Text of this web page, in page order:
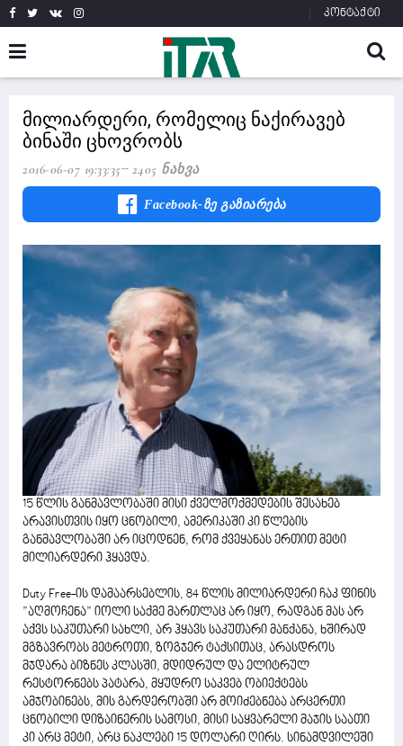
კონტაქტი
მილიარდერი, რომელიც ნაქირავებ
ბინაში ცხოვრობს
2016-06-07 19:33:35 2405 Ნახვა
Facebook-Ზე Გაზიარება
15 წლის განმავლობაში მისი ქველმოქმედების შესახებ
არავისთვის იყო ცნობილი, ამერიკაში კი წლების
განმავლობაში არ იცოდნენ, რომ ქვეყანას ერთით მეტი
მილიარდერი ჰყავდა.
Duty Free-ის დამაარსებლის, 84 წლის მილიარდერი ჩაკ ფინის
”აღმოჩენა” იოლი საქმე მართლაც არ იყო, რადგან მას არ
აქვს საკუთარი სახლი, არ ჰყავს საკუთარი მანქანა, ხშირად
მგზავრობს მეტროთი, ზოგჯერ ტაქსითაც, არასდროს
მჯდარა ბიზნეს კლასში, მდიდრულ და ელიტრულ
რესტორნებს პატარა, მყუდრო საკვებ ობიექტებს
ამჯობინებს, მის გარდერობში არ მოიძებნება არცერთი
ცნობილი დიზაინერის სამოსი, მისი საყვარელი მაჯის საათი
კი არც მეტი, არც ნაკლები 15 დოლარი ღირს. სინამდვილეში